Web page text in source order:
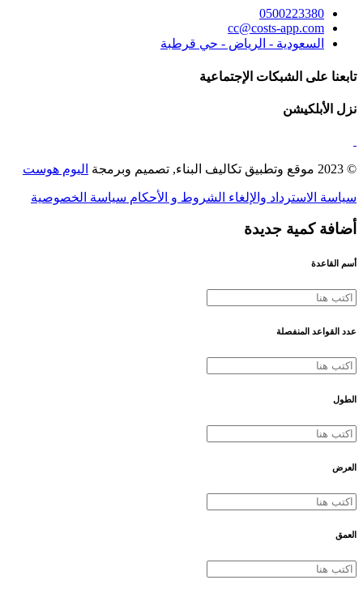
0500223380
cc@costs-app.com
السعودية - الرياض - حي قرطبة
تابعنا على الشبكات الإجتماعية
نزل الأبلكيشن
© 2023 موقع وتطبيق تكاليف البناء, تصميم وبرمجة اليوم هوست
سياسة الاسترداد والإلغاء الشروط و الأحكام سياسة الخصوصية
أضافة كمية جديدة
أسم القاعدة
عدد القواعد المنفصلة
الطول
العرض
العمق